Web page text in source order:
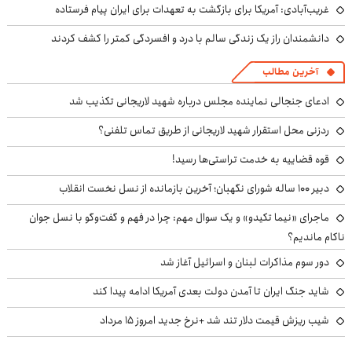
غریب‌آبادی: آمریکا برای بازگشت به تعهدات برای ایران پیام فرستاده
دانشمندان راز یک زندگی سالم با درد و افسردگی کمتر را کشف کردند
آخرین مطالب
ادعای جنجالی نماینده مجلس درباره شهید لاریجانی تکذیب شد
ردزنی محل استقرار شهید لاریجانی از طریق تماس تلفنی؟
قوه قضاییه به خدمت تراستی‌ها رسید!
دبیر ۱۰۰ ساله شورای نگهبان؛ آخرین بازمانده از نسل نخست انقلاب
ماجرای «نیما تکیدو» و یک سوال مهم: چرا در فهم و گفت‌وگو با نسل جوان
ناکام ماندیم؟
دور سوم مذاکرات لبنان و اسرائیل آغاز شد
شاید جنگ ایران تا آمدن دولت بعدی آمریکا ادامه پیدا کند
شیب ریزش قیمت دلار تند شد +نرخ جدید امروز ۱۵ مرداد